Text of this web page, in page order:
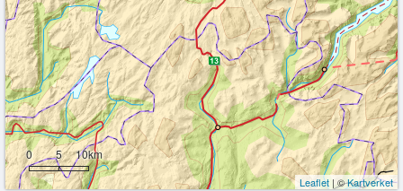
5
0 10km
Leaflet | ©Kartverket